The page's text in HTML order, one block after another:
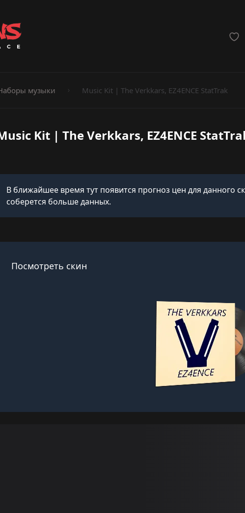
музыки Music Kit | The Verkkars, EZ4ENCE StatTrak
Kit | The Verkkars, EZ4ENCE
В ближайшее время тут появится прогноз цен для данного
соберется больше данных.
Посмотреть скин